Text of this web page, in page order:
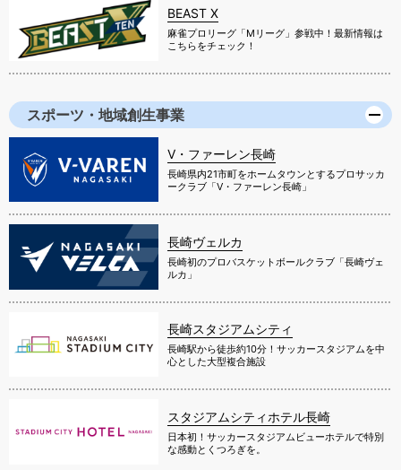
BEAST X
麻雀プロリーグ「Mリーグ」参戦中！最新情報は
こちらをチェック！
スポーツ・地域創生事業
V・ファーレン長崎
長崎県内21市町をホームタウンとするプロサッカ
ークラブ「V・ファーレン長崎」
長崎ヴェルカ
長崎初のプロバスケットボールクラブ「長崎ヴェ
ルカ」
長崎スタジアムシティ
長崎駅から徒歩約10分！サッカースタジアムを中
心とした大型複合施設
スタジアムシティホテル長崎
日本初！サッカースタジアムビューホテルで特別
な感動とくつろぎを。